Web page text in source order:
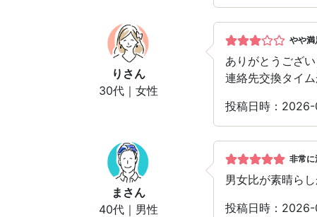
り さん
30代｜女性
やや満
ありがとうござい
連絡先交換タイ
投稿日時：2026-
ま さん
40代｜男性
非常に
男女比が素晴ら
投稿日時：2026-